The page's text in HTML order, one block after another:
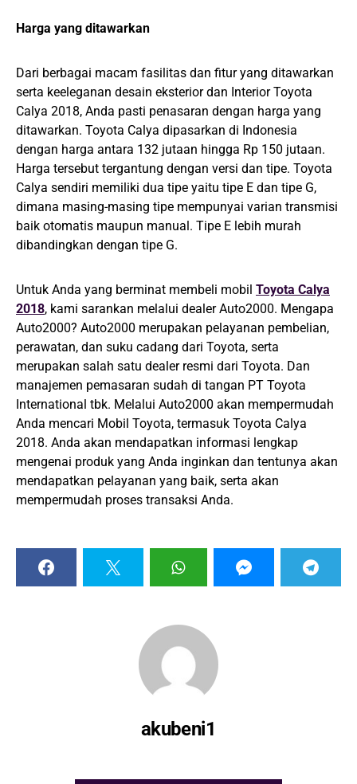
Harga yang ditawarkan
Dari berbagai macam fasilitas dan fitur yang ditawarkan
serta keeleganan desain eksterior dan Interior Toyota
Calya 2018, Anda pasti penasaran dengan harga yang
ditawarkan. Toyota Calya dipasarkan di Indonesia
dengan harga antara 132 jutaan hingga Rp 150 jutaan.
Harga tersebut tergantung dengan versi dan tipe. Toyota
Calya sendiri memiliki dua tipe yaitu tipe E dan tipe G,
dimana masing-masing tipe mempunyai varian transmisi
baik otomatis maupun manual. Tipe E lebih murah
dibandingkan dengan tipe G.
Untuk Anda yang berminat membeli mobil Toyota Calya
2018, kami sarankan melalui dealer Auto2000. Mengapa
Auto2000? Auto2000 merupakan pelayanan pembelian,
perawatan, dan suku cadang dari Toyota, serta
merupakan salah satu dealer resmi dari Toyota. Dan
manajemen pemasaran sudah di tangan PT Toyota
International tbk. Melalui Auto2000 akan mempermudah
Anda mencari Mobil Toyota, termasuk Toyota Calya
2018. Anda akan mendapatkan informasi lengkap
mengenai produk yang Anda inginkan dan tentunya akan
mendapatkan pelayanan yang baik, serta akan
mempermudah proses transaksi Anda.
akubeni1